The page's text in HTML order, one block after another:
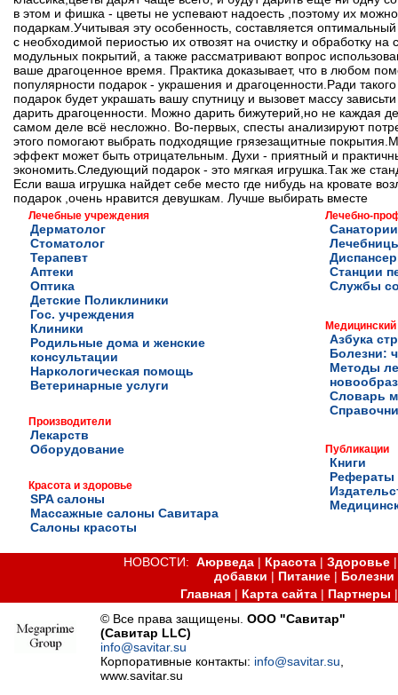
в этом и фишка - цветы не успевают надоесть ,поэтому их
подаркам.Учитывая эту особенность, составляется
с необходимой периостью их отвозят на очистку и обработку
модульных покрытий, а также рассматривают вопрос
ваше драгоценное время. Практика доказывает, что в любом
популярности подарок - украшения и драгоценности.Ради
подарок будет украшать вашу спутницу и вызовет массу
дарить драгоценности. Можно дарить бижутерий,но не каждая
самом деле всё несложно. Во-первых, спесты анализируют
этого помогают выбрать подходящие грязезащитные
эффект может быть отрицательным. Духи - приятный и
экономить.Следующий подарок - это мягкая игрушка.Так же
Если ваша игрушка найдет себе место где нибудь на кровате
подарок ,очень нравится девушкам. Лучше выбирать вместе
Лечебные учреждения
Дерматолог
Стоматолог
Терапевт
Аптеки
Оптика
Детские Поликлиники
Гос. учреждения
Клиники
Родильные дома и женские
консультации
Наркологическая помощь
Ветеринарные услуги
Производители
Лекарств
Оборудование
Красота и здоровье
SPA салоны
Массажные салоны Савитара
Салоны красоты
Лечебно-
Станции
Службы
Медицинский
Азбука
Болезни:
Методы
Словарь
Публикации
Книги
Рефераты
НОВОСТИ:Аюрведа | Красота |Здоровье
добавки | Питание| Болезни
Главная| Карта сайта| Партнеры
© Все права защищены.ООО "Савитар"
(Савитар LLC)
info@savitar.su
Корпоративные контакты: info@savitar.su
www.savitar.su